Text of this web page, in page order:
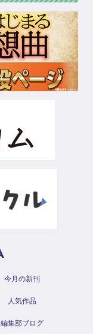
今月の新刊
人気作品
編集部ブログ